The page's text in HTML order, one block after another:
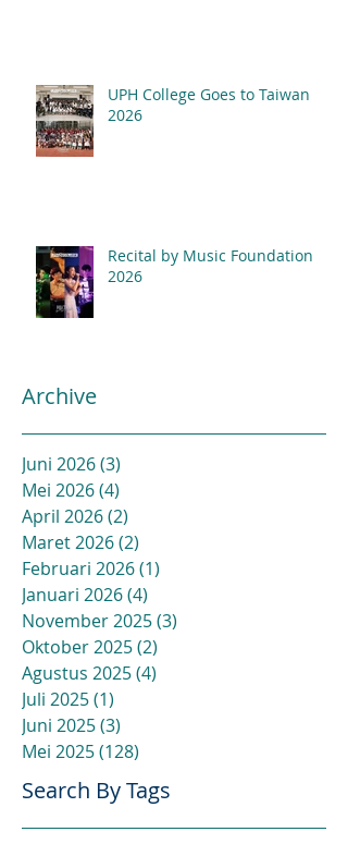
UPH College Goes to Taiwan
2026
Recital by Music Foundation
2026
Archive
Juni 2026(3)
Mei 2026(4)
April 2026(2)
Maret 2026(2)
Februari 2026(1)
Januari 2026(4)
November 2025(3)
Oktober 2025(2)
Agustus 2025(4)
Juli 2025(1)
Juni 2025(3)
Mei 2025(128)
Search By Tags